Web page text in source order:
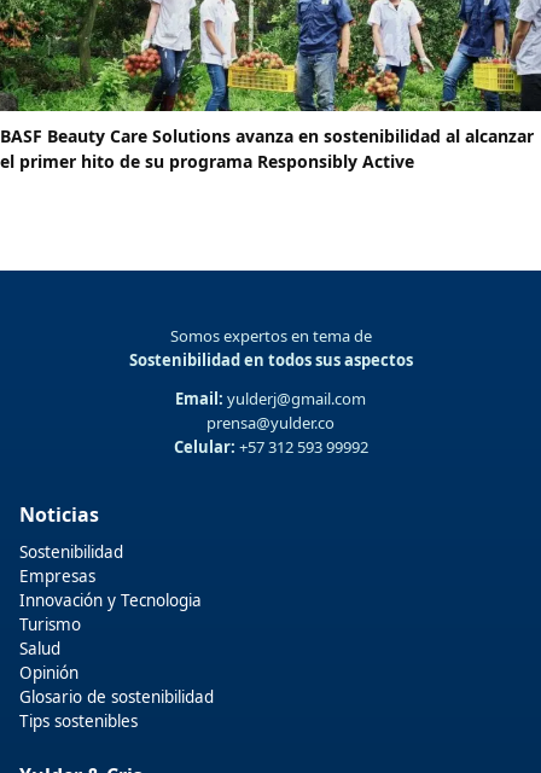
BASF Beauty Care Solutions avanza en sostenibilidad al alcanzar
el primer hito de su programa Responsibly Active
Somos expertos en tema de
Sostenibilidad en todos sus aspectos
Email: yulderj@gmail.com
prensa@yulder.co
Celular: +57 312 593 99992
Noticias
Sostenibilidad
Empresas
Innovación y Tecnologia
Turismo
Salud
Opinión
Glosario de sostenibilidad
Tips sostenibles